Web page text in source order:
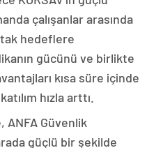
çalışanlar arasında
hedeflere
gücünü ve birlikte
kısa süre içinde
hızla arttı.
Güvenlik
güçlü bir şekilde